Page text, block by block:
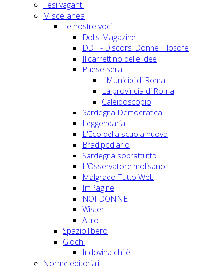
Tesi vaganti
Miscellanea
Le nostre voci
Dol's Magazine
DDF - Discorsi Donne Filosofe
Il carrettino delle idee
Paese Sera
I Municipi di Roma
La provincia di Roma
Caleidoscopio
Sardegna Democratica
Leggendaria
L'Eco della scuola nuova
Bradipodiario
Sardegna soprattutto
L'Osservatore molisano
Malgrado Tutto Web
ImPagine
NOI DONNE
Wister
Altro
Spazio libero
Giochi
Indovina chi è
Norme editoriali